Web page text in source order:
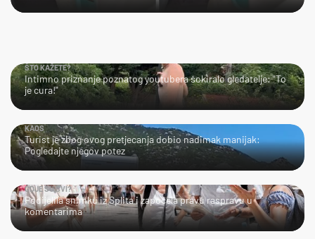
ŠTO KAŽETE?
Intimno priznanje poznatog youtubera šokiralo gledatelje: "To
je cura!"
KAOS
Turist je zbog ovog pretjecanja dobio nadimak manijak:
Pogledajte njegov potez
GDJE SU SVI?
Podijelila snimku iz Splita i započela pravu raspravu u
komentarima